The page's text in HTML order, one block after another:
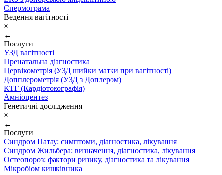
Спермограма
Ведення вагітності
×
←
Послуги
УЗД вагітності
Пренатальна діагностика
Цервікометрія (УЗД шийки матки при вагітності)
Допплерометрія (УЗД з Доплером)
КТГ (Кардіотокографія)
Амніоцентез
Генетичні дослідження
×
←
Послуги
Синдром Патау: симптоми, дiагностика, лiкування
Синдром Жильбера: визначення, діагностика, лікування
Остеопороз: фактори ризику, діагностика та лікування
Мікробіом кишківника